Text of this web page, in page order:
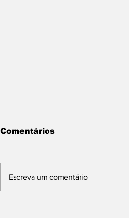
Comentários
Escreva um comentário